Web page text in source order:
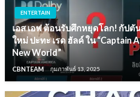
ENTERTAIN
เอส เอฟ ต้อนรับศึกหยุดโลก! กัปตั
ใหม่ ปะทะ เรด ฮัลค์ ใน “Captain
New World”
CBNTEAM กุมภาพันธ์ 13, 2025